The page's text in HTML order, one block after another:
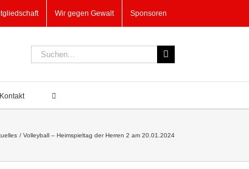
Wir gegen Gewalt Sponsoren
Suche
nach:
Kontakt
Volleyball – Heimspieltag der Herren 2 am 20.01.2024